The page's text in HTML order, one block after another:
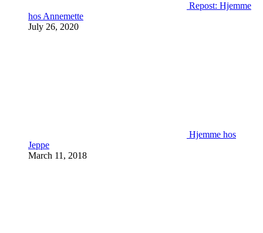
Repost: Hjemme
hos Annemette
July 26, 2020
Hjemme hos
Jeppe
March 11, 2018